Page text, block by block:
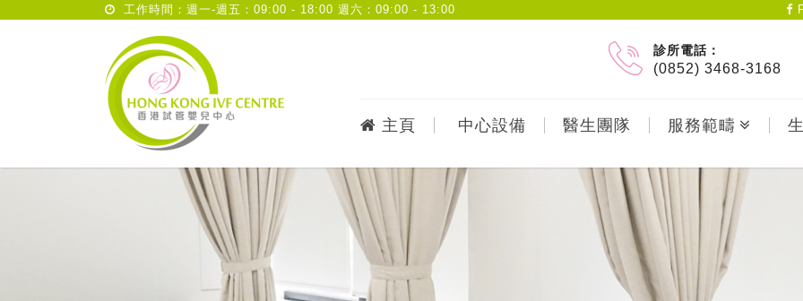
工作時間：週一-週五：09:00 - 18:00 週六：09:00 - 13:00
診所電話：
(0852) 3468-3168
主頁 中心設備 醫生團隊 服務範疇